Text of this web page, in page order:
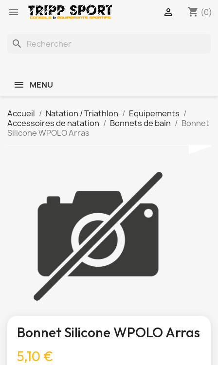
 shopping_cart (0)

search
MENU
Accueil Natation / Triathlon
Equipements
Accessoires de natation
Bonnets de bain
Bonnet
Silicone WPOLO Arras
Bonnet Silicone WPOLO Arras
5,10 €